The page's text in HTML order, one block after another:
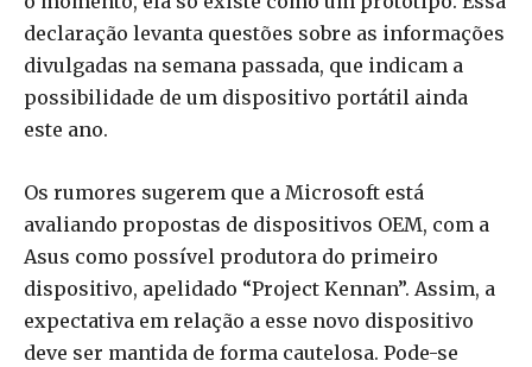
declaração levanta questões sobre as informações
divulgadas na semana passada, que indicam a
possibilidade de um dispositivo portátil ainda
este ano.
Os rumores sugerem que a Microsoft está
avaliando propostas de dispositivos OEM, com a
Asus como possível produtora do primeiro
dispositivo, apelidado “Project Kennan”. Assim, a
expectativa em relação a esse novo dispositivo
deve ser mantida de forma cautelosa. Pode-se